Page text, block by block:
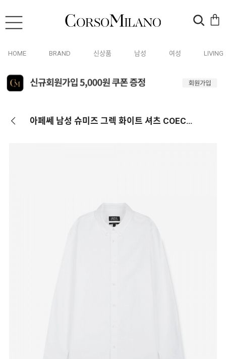
HOME BRAND 신상품 남성 여성 LIVING
아페쎄 남성 슈미즈 그렉 화이트 셔츠 COECK H12499 AAB